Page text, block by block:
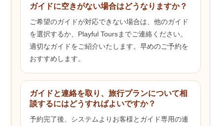
ガイドに空きがない場合はどうなりますか？
ご希望のガイドが対応できない場合は、他のガイド
を選択するか、Playful Toursまでご連絡ください。
適切なガイドをご紹介いたします。早めのご予約を
おすすめします。
ガイドと連絡を取り、旅行プランについて相
談するにはどうすればよいですか？
予約完了後、システムよりお客様とガイド専用の連